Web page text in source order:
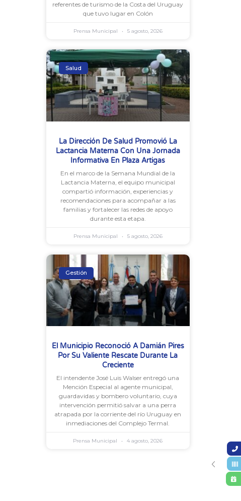
referentes de turismo de la Costa del Uruguay
que tuvo lugar en Colón
Prensa Municipal 5 agosto, 2026
Salud
La Dirección De Salud Promovió La
Lactancia Materna Con Una Jornada
Informativa En Plaza Artigas
En el marco de la Semana Mundial de la
Lactancia Materna, el equipo municipal
compartió información, experiencias y
recomendaciones para acompañar a las
familias y fortalecer las redes de apoyo
durante esta etapa.
Prensa Municipal 5 agosto, 2026
Gestión
El Municipio Reconoció A Damián Pires
Por Su Valiente Rescate Durante La
Creciente
El intendente José Luis Walser entregó una
Mención Especial al agente municipal,
guardavidas y bombero voluntario, cuya
intervención permitió salvar a una perra
atrapada por la corriente del río Uruguay en
inmediaciones del Complejo Termal.
Prensa Municipal 4 agosto, 2026